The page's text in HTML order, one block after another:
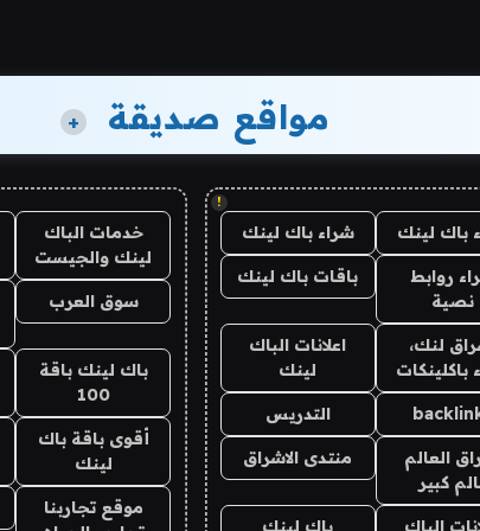
مواقع صديقة +
!
باك لينك شراء باك لينك
روابط
نصية
باقات باك لينك
لنك،
باكلينكات
اعلانات الباك
لينك
التدريس
العالم
كبير
منتدى الاشراق
الباك باك لينك
خدمات الباك
لينك والجيست
سوق العرب
باك لينك باقة
100
أقوى باقة باك
لينك
موقع تجاربنا